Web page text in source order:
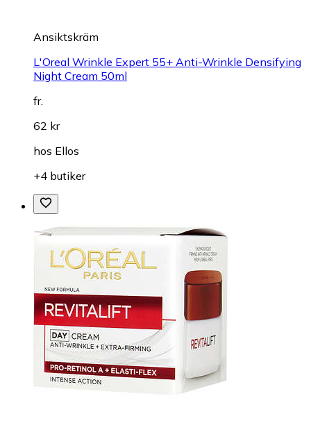
Ansiktskräm
L'Oreal Wrinkle Expert 55+ Anti-Wrinkle Densifying
Night Cream 50ml
fr.
62 kr
hos Ellos
+4 butiker